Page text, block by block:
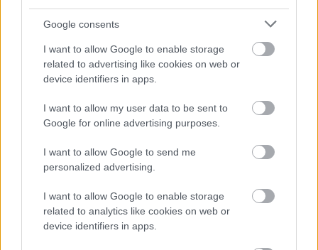
Google consents
I want to allow Google to enable storage
related to advertising like cookies on web or
device identifiers in apps.
I want to allow my user data to be sent to
Google for online advertising purposes.
I want to allow Google to send me
personalized advertising.
I want to allow Google to enable storage
related to analytics like cookies on web or
device identifiers in apps.